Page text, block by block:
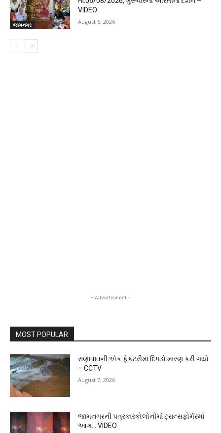
જામનગર
VIDEO
August 6, 2026
- Advertisment -
MOST POPULAR
રાણાવાવની એક ફેકટરીમાં દિપડો મારણ કરી ગયો
– CCTV
August 7, 2026
જામનગરની પત્રકારકોલોનીમાં ટ્રાન્સફોર્મરમાં
આગ… VIDEO